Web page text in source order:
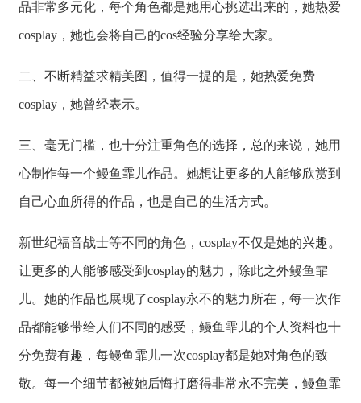
品非常多元化，每个角色都是她用心挑选出来的，她热爱
cosplay，她也会将自己的cos经验分享给大家。
二、不断精益求精美图，值得一提的是，她热爱免费
cosplay，她曾经表示。
三、毫无门槛，也十分注重角色的选择，总的来说，她用
心制作每一个鳗鱼霏儿作品。她想让更多的人能够欣赏到
自己心血所得的作品，也是自己的生活方式。
新世纪福音战士等不同的角色，cosplay不仅是她的兴趣。
让更多的人能够感受到cosplay的魅力，除此之外鳗鱼霏
儿。她的作品也展现了cosplay永不的魅力所在，每一次作
品都能够带给人们不同的感受，鳗鱼霏儿的个人资料也十
分免费有趣，每鳗鱼霏儿一次cosplay都是她对角色的致
敬。每一个细节都被她后悔打磨得非常永不完美，鳗鱼霏